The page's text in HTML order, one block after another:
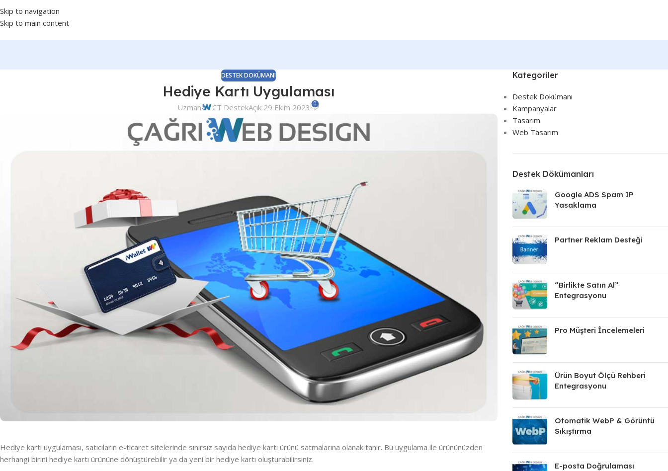
Skip to navigation
Skip to main content
DESTEK DOKÜMANI
Hediye Kartı Uygulaması
Uzman CT DestekAçık 29 Ekim 2023 0
Hediye kartı uygulaması, satıcıların e-ticaret sitelerinde sınırsız sayıda hediye kartı ürünü satmalarına olanak tanır. Bu uygulama ile ürününüzden
herhangi birini hediye kartı ürününe dönüştürebilir ya da yeni bir hediye kartı oluşturabilirsiniz.
Kategoriler
Destek Dokümanı
Kampanyalar
Tasarım
Web Tasarım
Destek Dökümanları
Google ADS Spam IP
Yasaklama
Partner Reklam Desteği
“Birlikte Satın Al”
Entegrasyonu
Pro Müşteri İncelemeleri
Ürün Boyut Ölçü Rehberi
Entegrasyonu
Otomatik WebP & Görüntü
Sıkıştırma
E-posta Doğrulaması